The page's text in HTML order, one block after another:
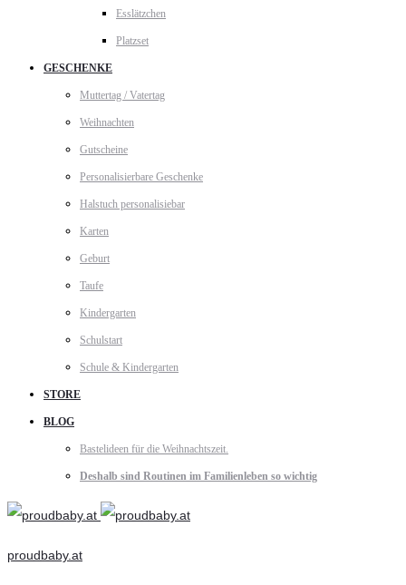
Esslätzchen
Platzset
GESCHENKE
Muttertag / Vatertag
Weihnachten
Gutscheine
Personalisierbare Geschenke
Halstuch personalisiebar
Karten
Geburt
Taufe
Kindergarten
Schulstart
Schule & Kindergarten
STORE
BLOG
Bastelideen für die Weihnachtszeit.
Deshalb sind Routinen im Familienleben so wichtig
proudbaby.at